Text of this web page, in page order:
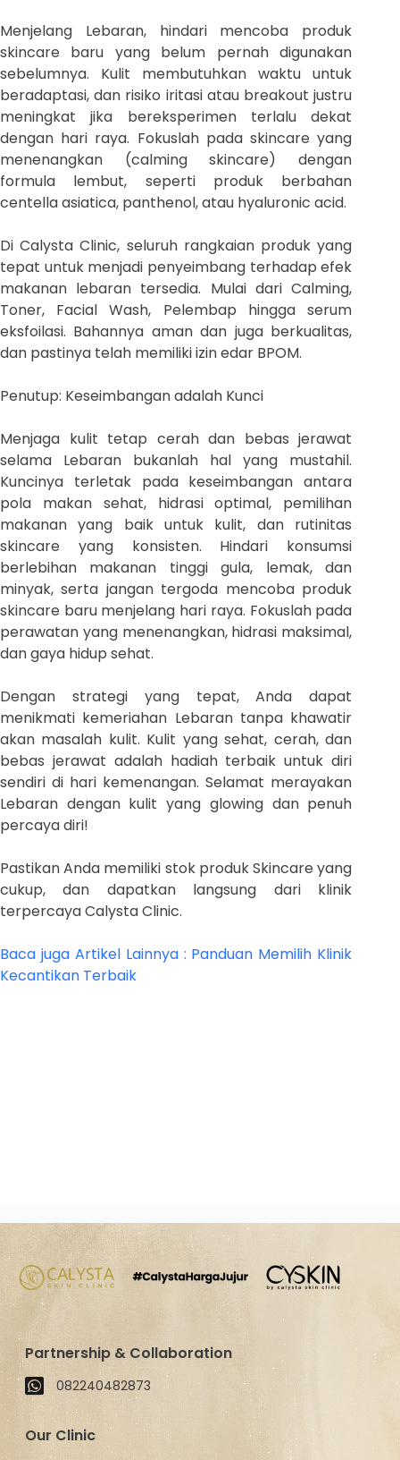
Menjelang Lebaran, hindari mencoba produk
skincare baru yang belum pernah digunakan
sebelumnya. Kulit membutuhkan waktu untuk
beradaptasi, dan risiko iritasi atau breakout justru
meningkat jika bereksperimen terlalu dekat
dengan hari raya. Fokuslah pada skincare yang
menenangkan (calming skincare) dengan
formula lembut, seperti produk berbahan
centella asiatica, panthenol, atau hyaluronic acid.
Di Calysta Clinic, seluruh rangkaian produk yang
tepat untuk menjadi penyeimbang terhadap efek
makanan lebaran tersedia. Mulai dari Calming,
Toner, Facial Wash, Pelembap hingga serum
eksfoilasi. Bahannya aman dan juga berkualitas,
dan pastinya telah memiliki izin edar BPOM.
Penutup: Keseimbangan adalah Kunci
Menjaga kulit tetap cerah dan bebas jerawat
selama Lebaran bukanlah hal yang mustahil.
Kuncinya terletak pada keseimbangan antara
pola makan sehat, hidrasi optimal, pemilihan
makanan yang baik untuk kulit, dan rutinitas
skincare yang konsisten. Hindari konsumsi
berlebihan makanan tinggi gula, lemak, dan
minyak, serta jangan tergoda mencoba produk
skincare baru menjelang hari raya. Fokuslah pada
perawatan yang menenangkan, hidrasi maksimal,
dan gaya hidup sehat.
Dengan strategi yang tepat, Anda dapat
menikmati kemeriahan Lebaran tanpa khawatir
akan masalah kulit. Kulit yang sehat, cerah, dan
bebas jerawat adalah hadiah terbaik untuk diri
sendiri di hari kemenangan. Selamat merayakan
Lebaran dengan kulit yang glowing dan penuh
percaya diri!
Pastikan Anda memiliki stok produk Skincare yang
cukup, dan dapatkan langsung dari klinik
terpercaya Calysta Clinic.
Baca juga Artikel Lainnya : Panduan Memilih Klinik
Kecantikan Terbaik
Partnership & Collaboration
082240482873
Our Clinic